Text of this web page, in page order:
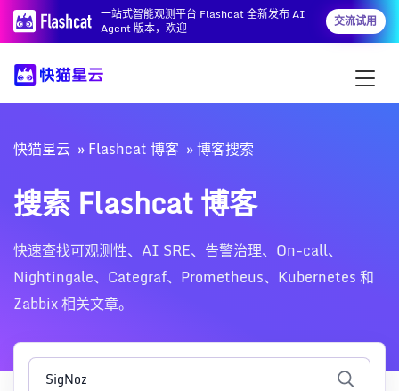
一站式智能观测平台 Flashcat 全新发布 AI
Agent 版本，欢迎
交流试用
快猫星云 Flashcat 博客 博客搜索
搜索 Flashcat 博客
快速查找可观测性、AI SRE、告警治理、On-call、
Nightingale、Categraf、Prometheus、Kubernetes 和
Zabbix 相关文章。